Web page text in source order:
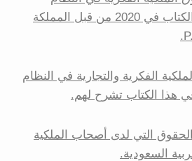
السعودي. تم نشر هذا الكتاب في 2020 من قبل المملكة
الفكرية والتجارية في النظام
التي لدى أصحاب الملكية
السعودية.